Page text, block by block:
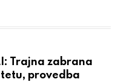
Trajna zabrana
provedba